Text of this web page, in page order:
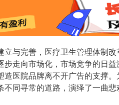
与完善，医疗卫生管理体制改
步走向市场化，市场竞争的日
造医院品牌离不开广告的支撑
不同寻常的道路，演绎了一曲